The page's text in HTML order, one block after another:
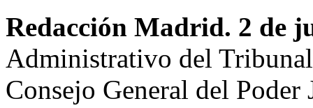
Redacción Madrid. 2 de
Administrativo del
Consejo General del